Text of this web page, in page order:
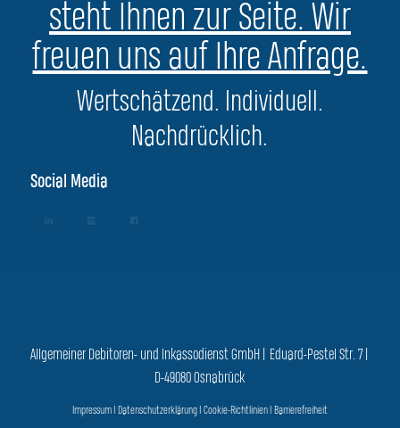
steht Ihnen zur Seite. Wir
freuen uns auf Ihre Anfrage.
Wertschätzend. Individuell.
Nachdrücklich.
Social Media
Allgemeiner Debitoren- und Inkassodienst GmbH | Eduard-Pestel Str. 7 |
D-49080 Osnabrück
Impressum| Datenschutzerklärung| Cookie-Richtlinien| Barrierefreiheit